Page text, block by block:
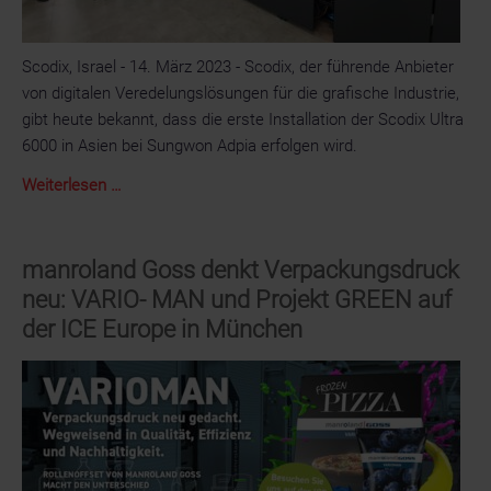
Scodix, Israel - 14. März 2023 - Scodix, der führende Anbieter
von digitalen Veredelungslösungen für die grafische Industrie,
gibt heute bekannt, dass die erste Installation der Scodix Ultra
6000 in Asien bei Sungwon Adpia erfolgen wird.
Weiterlesen …
als
erstes
Unternehmen
in
eine
Scodix
Ultra
6000
manroland Goss denkt Verpackungsdruck
neu: VARIO- MAN und Projekt GREEN auf
der ICE Europe in München